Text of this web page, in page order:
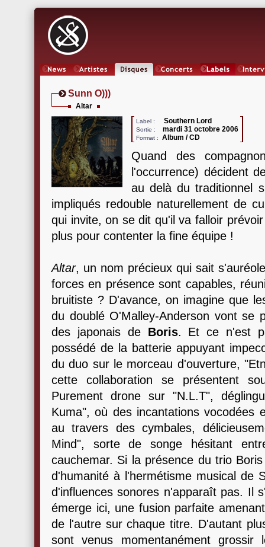
Sunn O)))
Altar
Label : Southern Lord
Sortie : mardi 31 octobre 2006
Format : Album / CD
Quand des
l'occurrence) décident
au delà du traditionnel
impliqués redouble naturellement de
qui invite, on se dit qu'il va falloir
plus pour contenter la fine équipe !
Altar, un nom précieux qui sait
forces en présence sont capables,
bruitiste ? D'avance, on imagine que
du doublé O'Malley-Anderson vont se
des japonais de Boris. Et ce n'est
possédé de la batterie appuyant
du duo sur le morceau d'ouverture,
cette collaboration se présentent
Purement drone sur "N.L.T",
Kuma", où des incantations vocodées
au travers des cymbales,
Mind", sorte de songe hésitant
cauchemar. Si la présence du trio
d'humanité à l'hermétisme musical de
d'influences sonores n'apparaît pas. Il
émerge ici, une fusion parfaite
de l'autre sur chaque titre. D'autant
sont venus momentanément